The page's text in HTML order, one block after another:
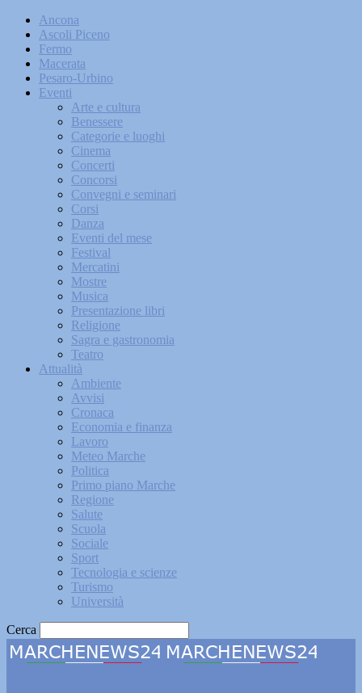
Ancona
Ascoli Piceno
Fermo
Macerata
Pesaro-Urbino
Eventi
Arte e cultura
Benessere
Categorie e luoghi
Cinema
Concerti
Concorsi
Convegni e seminari
Corsi
Danza
Eventi del mese
Festival
Mercatini
Mostre
Musica
Presentazione libri
Religione
Sagra e gastronomia
Teatro
Attualità
Ambiente
Avvisi
Cronaca
Economia e finanza
Lavoro
Meteo Marche
Politica
Primo piano Marche
Regione
Salute
Scuola
Sociale
Sport
Tecnologia e scienze
Turismo
Università
Cerca